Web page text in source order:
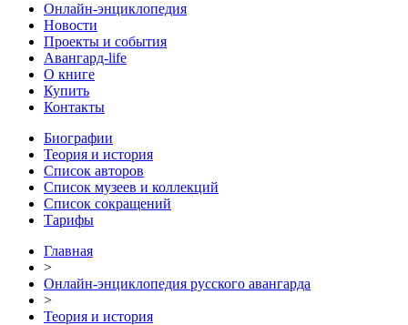
Онлайн-энциклопедия
Новости
Проекты и события
Авангард-life
О книге
Купить
Контакты
Биографии
Теория и история
Список авторов
Список музеев и коллекций
Список сокращений
Тарифы
Главная
>
Онлайн-энциклопедия русского авангарда
>
Теория и история